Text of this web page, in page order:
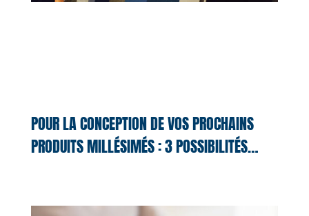
POUR LA CONCEPTION DE VOS PROCHAINS
PRODUITS MILLÉSIMÉS : 3 POSSIBILITÉS…